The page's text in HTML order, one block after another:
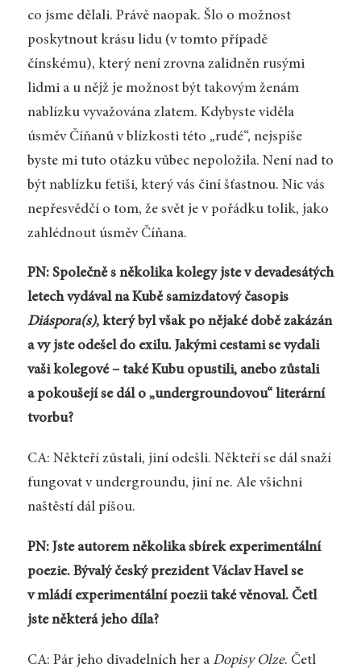
co jsme dělali. Právě naopak. Šlo o možnost
poskytnout krásu lidu (v tomto případě
čínskému), který není zrovna zalidněn rusými
lidmi a u nějž je možnost být takovým ženám
nablízku vyvažována zlatem. Kdybyste viděla
úsměv Číňanů v blízkosti této „rudé“, nejspíše
byste mi tuto otázku vůbec nepoložila. Není nad to
být nablízku fetiši, který vás činí šťastnou. Nic vás
nepřesvědčí o tom, že svět je v pořádku tolik, jako
zahlédnout úsměv Číňana.
PN: Společně s několika kolegy jste v devadesátých
letech vydával na Kubě samizdatový časopis
Diáspora(s), který byl však po nějaké době zakázán
a vy jste odešel do exilu. Jakými cestami se vydali
vaši kolegové – také Kubu opustili, anebo zůstali
a pokoušejí se dál o „undergroundovou“ literární
tvorbu?
CA: Někteří zůstali, jiní odešli. Někteří se dál snaží
fungovat v undergroundu, jiní ne. Ale všichni
naštěstí dál píšou.
PN: Jste autorem několika sbírek experimentální
poezie. Bývalý český prezident Václav Havel se
v mládí experimentální poezii také věnoval. Četl
jste některá jeho díla?
CA: Pár jeho divadelních her a Dopisy Olze. Četl